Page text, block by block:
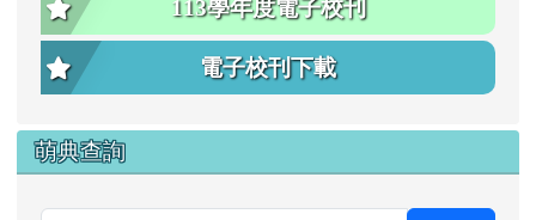
113學年度電子校刊
電子校刊下載
萌典查詢